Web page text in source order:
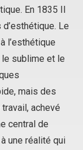
En 1835 Il
Le
l’esthétique
sublime et le
mais des
achevé
central de
une réalité qui